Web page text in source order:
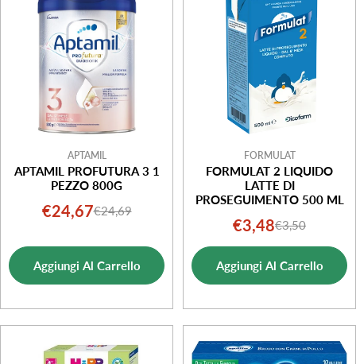
APTAMIL
APTAMIL PROFUTURA 3 1
PEZZO 800G
Prezzo
vendita
€24,67Prezzo
€24,69
Aggiungi Al Carrello
FORMULAT
FORMULAT 2 LIQUIDO
LATTE DI
PROSEGUIMENTO 500 ML
Prezzo
di
vendita
€3,48Prezzo
normale
€3,50
Aggiungi Al Carrello